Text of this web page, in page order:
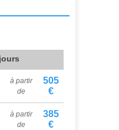
à partir
de
505
€
à partir
de
385
€